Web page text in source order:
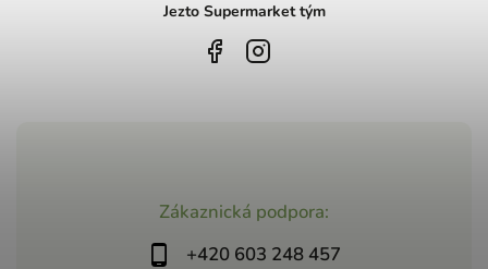
Zákaznická podpora:
+420 603 248 457
Jezto Supermarket tým